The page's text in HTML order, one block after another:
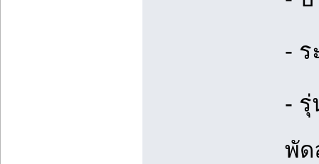
- ร
-
พัด